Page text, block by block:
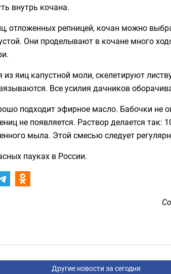
внутрь кочана.
отложенных репницей, кочан можно
Они проделывают в кочане много
яиц капустной моли, скелетируют
Все усилия дачников
подходит эфирное масло. Бабочки не
не появляется. Раствор делается так:
мыла. Этой смесью следует
пауках в России.
Другие новости за сегодня